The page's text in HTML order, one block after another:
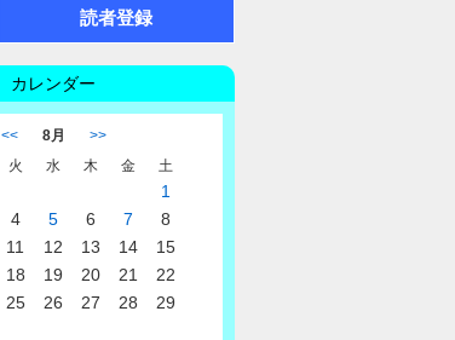
カレンダー
<< 8月
>>
火 水 木 金 土
1
4 5 6 7
8
11 12 13 14
15
18 19 20 21
22
25 26 27 28
29
読者登録